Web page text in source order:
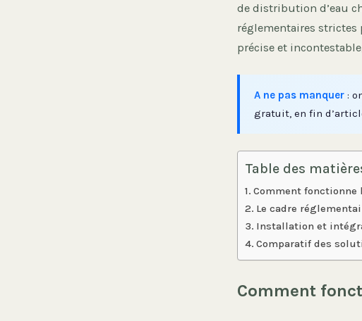
de distribution d’eau
réglementaires
précise et
A ne pas manquer :
gratuit, en fin
Table des
Comment fonctionne
Le cadre
Installation et
Comparatif des
Comment